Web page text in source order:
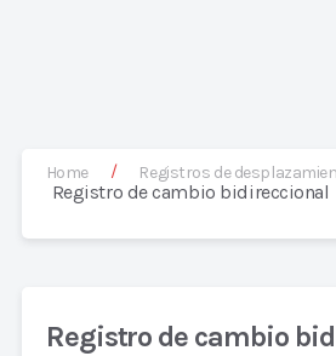
Home / Registros de
Registro de cambio bidireccional
Registro de cambio